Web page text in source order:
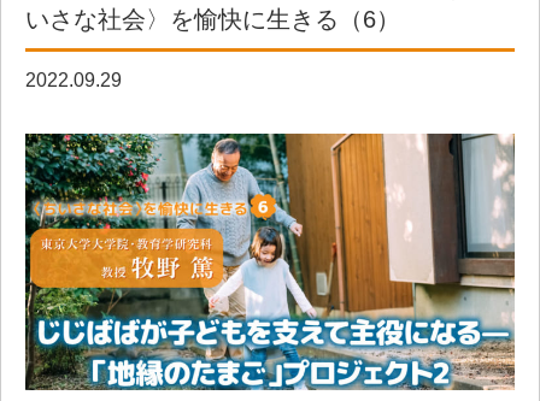
いさな社会〉を愉快に⽣きる（6）
2022.09.29